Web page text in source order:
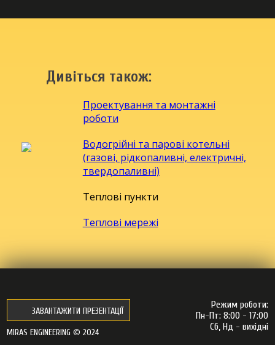
Дивіться також:
Проектування та монтажні
роботи
Водогрійні та парові котельнi
(газові, рідкопаливні, електричні,
твердопаливні)
Теплові пункти
Теплові мережі
ЗАВАНТАЖИТИ ПРЕЗЕНТАЦІЇ
MIRAS ENGINEERING © 2024
Режим роботи:
Пн-Пт: 8:00 - 17:00
Сб, Нд - вихідні